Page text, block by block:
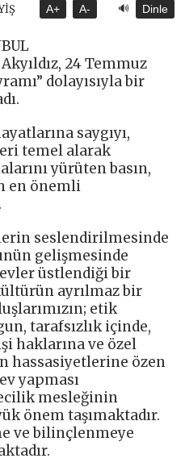
A+ A- 🔊 Dinle
24 Temmuz
dolayısıyla bir
saygıyı,
temel alarak
yürüten basın,
en önemli
seslendirilmesinde
gelişmesinde
üstlendiği bir
ayrılmaz bir
etik
tarafsızlık içinde,
haklarına ve özel
hassasiyetlerine özen
yapması
mesleğinin
önem taşımaktadır.
ve bilinçlenmeye